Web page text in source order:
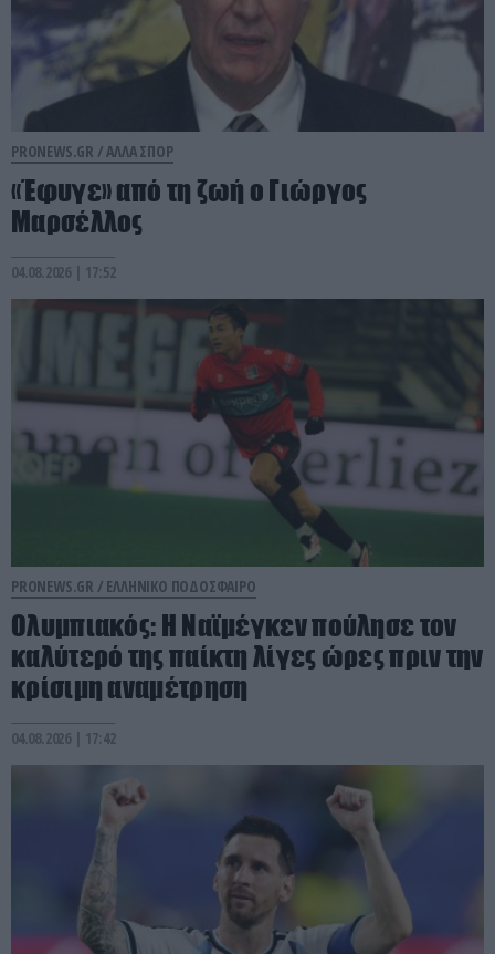
PRONEWS.GR /ΑΛΛΑ ΣΠΟΡ
«Έφυγε» από τη ζωή ο Γιώργος
Μαρσέλλος
04.08.2026 | 17:52
PRONEWS.GR / ΕΛΛΗΝΙΚΟ ΠΟΔΟΣΦΑΙΡΟ
Ολυμπιακός: Η Ναϊμέγκεν πούλησε τον
καλύτερό της παίκτη λίγες ώρες πριν την
κρίσιμη αναμέτρηση
04.08.2026 | 17:42